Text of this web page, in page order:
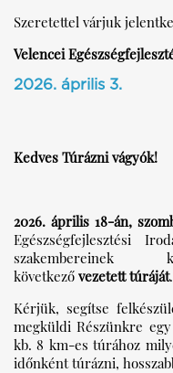
Szeretettel várjuk
Velencei
2026. április 3.
Kedves Túrázni vágyók!
2026. április 18-án,
Egészségfejlesztési
szakembereinek
következő vezetett túráját.
Kérjük, segítse
megküldi Részünkre
kb. 8 km-es túrához
időnként túrázni,